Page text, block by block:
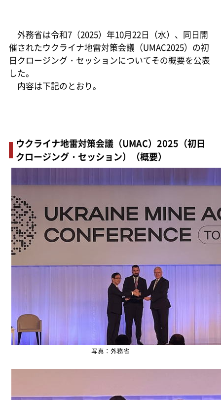
外務省は令和7（2025）年10月22日（水）、同日開
催されたウクライナ地雷対策会議（UMAC2025）の初
日クロージング・セッションについてその概要を公表
した。
内容は下記のとおり。
ウクライナ地雷対策会議（UMAC）2025（初日
クロージング・セッション）（概要）
写真：外務省